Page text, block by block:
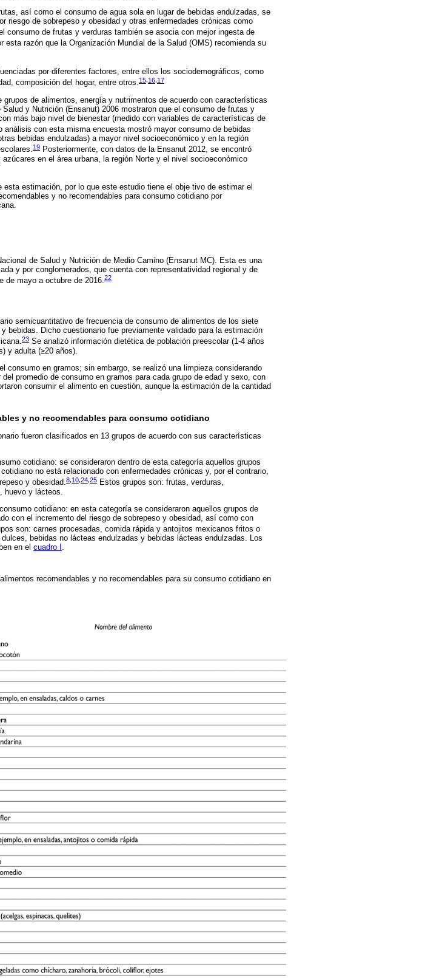
así como el consumo de agua sola en lugar de bebidas endulzadas, se
riesgo de sobrepeso y obesidad y otras enfermedades crónicas como
consumo de frutas y verduras también se asocia con mejor ingesta de
esta razón que la Organización Mundial de la Salud (OMS) recomienda su
por diferentes factores, entre ellos los sociodemográficos, como
composición del hogar, entre otros.15 16 17
de alimentos, energía y nutrimentos de acuerdo con características
y Nutrición (Ensanut) 2006 mostraron que el consumo de frutas y
más bajo nivel de bienestar (medido con variables de características de
análisis con esta misma encuesta mostró mayor consumo de bebidas
bebidas endulzadas) a mayor nivel socioeconómico y en la región
19 Posteriormente, con datos de la Ensanut 2012, se encontró
en el área urbana, la región Norte y el nivel socioeconómico
estimación, por lo que este estudio tiene el obje tivo de estimar el
y no recomendables para consumo cotidiano por
de Salud y Nutrición de Medio Camino (Ensanut MC). Esta es una
y por conglomerados, que cuenta con representatividad regional y de
de mayo a octubre de 2016. 22
semicuantitativo de frecuencia de consumo de alimentos de los siete
bebidas. Dicho cuestionario fue previamente validado para la estimación
23 Se analizó información dietética de población preescolar (1-4 años
y adulta (≥20 años).
consumo en gramos; sin embargo, se realizó una limpieza considerando
promedio de consumo en gramos para cada grupo de edad y sexo, con
consumir el alimento en cuestión, aunque la estimación de la cantidad
y no recomendables para consumo cotidiano
fueron clasificados en 13 grupos de acuerdo con sus características
cotidiano: se consideraron dentro de esta categoría aquellos grupos
no está relacionado con enfermedades crónicas y, por el contrario,
y obesidad.8,10,24,25 Estos grupos son: frutas, verduras,
huevo y lácteos.
cotidiano: en esta categoría se consideraron aquellos grupos de
con el incremento del riesgo de sobrepeso y obesidad, así como con
son: carnes procesadas, comida rápida y antojitos mexicanos fritos o
bebidas no lácteas endulzadas y bebidas lácteas endulzadas. Los
en el cuadro I .
recomendables y no recomendables para su consumo cotidiano en